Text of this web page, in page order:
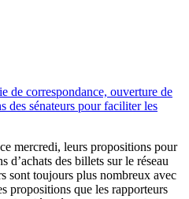
de correspondance, ouverture de
des sénateurs pour faciliter les
mercredi, leurs propositions pour
d’achats des billets sur le réseau
sont toujours plus nombreux avec
propositions que les rapporteurs